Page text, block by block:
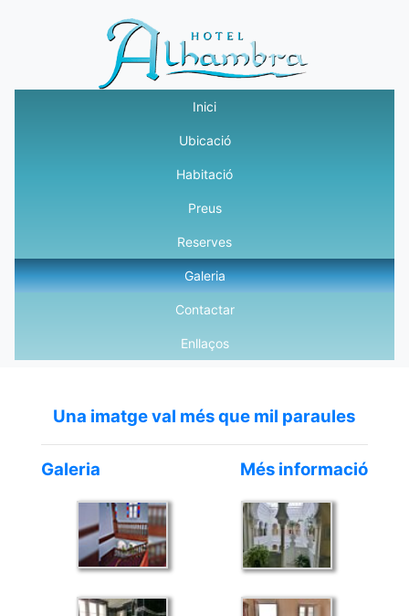
Inici
Ubicació
Habitació
Preus
Reserves
Galeria
Contactar
Enllaços
Una imatge val més que mil paraules
Galeria Més informació